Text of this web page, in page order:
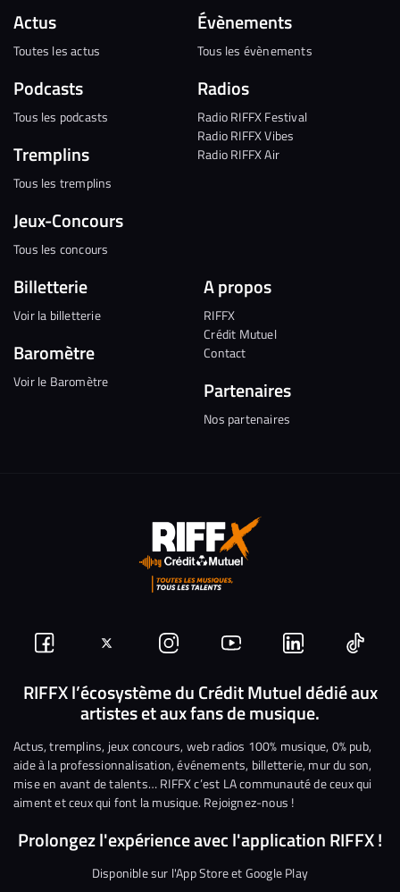
Actus
Toutes les actus
Podcasts
Tous les podcasts
Tremplins
Tous les tremplins
Jeux-Concours
Tous les concours
Évènements
Tous les évènements
Radios
Radio RIFFX Festival
Radio RIFFX Vibes
Radio RIFFX Air
Billetterie
Voir la billetterie
Baromètre
Voir le Baromètre
A propos
RIFFX
Crédit Mutuel
Contact
Partenaires
Nos partenaires
Suivez-
nous
Facebook
Suivez-
nous
sur
Twitter
Nous
rejoindre
sur
Instagram
Nous
rejoindre
sur
YouTube
Nous
rejoindre
sur
Linkedin
Nous
RIFFX l’écosystème du Crédit Mutuel dédié aux
artistes et aux fans de musique.
Actus, tremplins, jeux concours, web radios 100% musique, 0% pub,
aide à la professionnalisation, événements, billetterie, mur du son,
mise en avant de talents… RIFFX c’est LA communauté de ceux qui
aiment et ceux qui font la musique. Rejoignez-nous !
Prolongez l'expérience avec l'application RIFFX !
Disponible sur l'App Store et Google Play